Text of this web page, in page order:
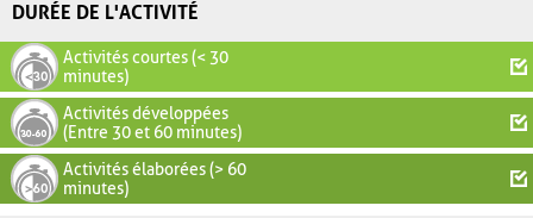
DURÉE DE L'ACTIVITÉ
Activités courtes (< 30
minutes)
Activités développées
(Entre 30 et 60 minutes)
Activités élaborées (> 60
minutes)